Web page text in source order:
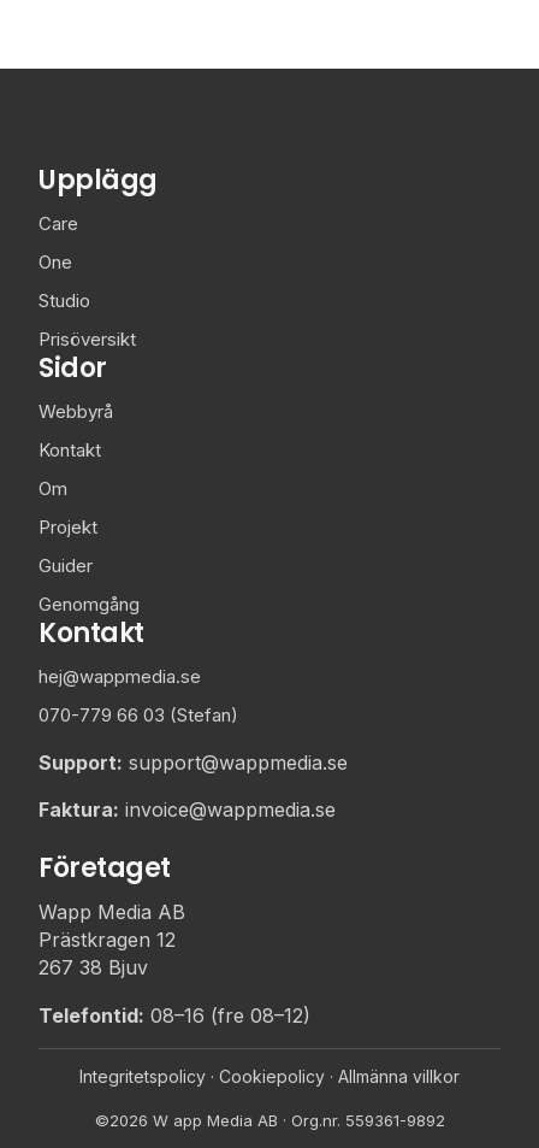
Kontakt
hej@wappmedia.se
070-779 66 03 (Stefan)
Support: support@wappmedia.se
Faktura: invoice@wappmedia.se
Upplägg
Care
One
Studio
Prisöversikt
Sidor
Webbyrå
Kontakt
Om
Projekt
Guider
Genomgång
Företaget
Wapp Media AB
Prästkragen 12
267 38 Bjuv
Telefontid: 08–16 (fre 08–12)
©2026 W app Media AB · Org.nr. 559361-9892
Integritetspolicy · Cookiepolicy · Allmänna villkor